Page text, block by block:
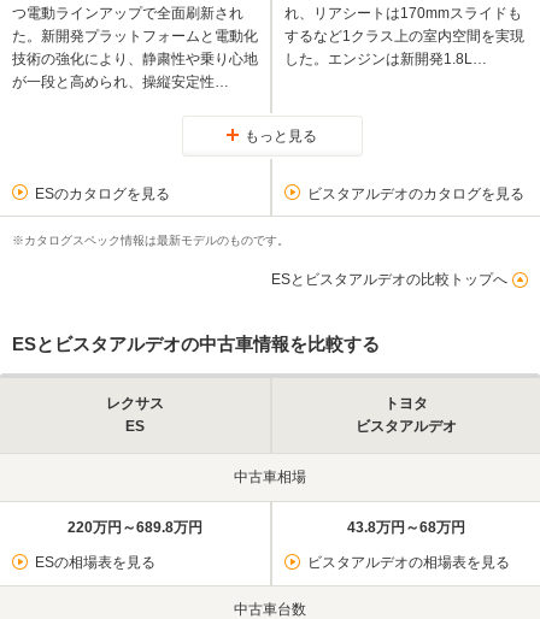
つ電動ラインアップで全面刷新され
た。新開発プラットフォームと電動化
技術の強化により、静粛性や乗り心地
が一段と高められ、操縦安定性…
れ、リアシートは170mmスライドも
するなど1クラス上の室内空間を実現
した。エンジンは新開発1.8L…
もっと見る
ESのカタログを見る ビスタアルデオのカタログを見る
※カタログスペック情報は最新モデルのものです。
ESとビスタアルデオの比較トップへ
ESとビスタアルデオの中古車情報を比較する
レクサス
ES
トヨタ
ビスタアルデオ
中古車相場
220万円～689.8万円
ESの相場表を見る
43.8万円～68万円
ビスタアルデオの相場表を見る
中古車台数